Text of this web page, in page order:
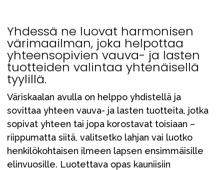
Yhdessä ne luovat harmonisen
värimaailman, joka helpottaa
yhteensopivien vauva- ja lasten
tuotteiden valintaa yhtenäisellä
tyylillä.
Väriskaalan avulla on helppo yhdistellä ja
sovittaa yhteen vauva- ja lasten tuotteita, jotka
sopivat yhteen tai jopa korostavat toisiaan –
riippumatta siitä, valitsetko lahjan vai luotko
henkilökohtaisen ilmeen lapsen ensimmäisille
elinvuosille. Luotettava opas kauniisiin